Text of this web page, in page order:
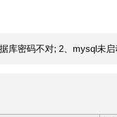
库密码不对; 2、mysql未启